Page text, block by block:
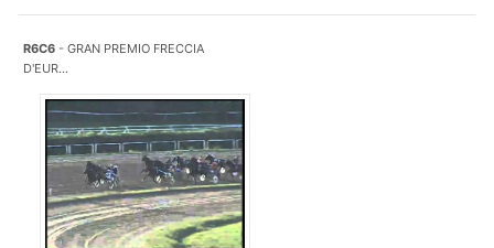
R6C6 - GRAN PREMIO FRECCIA
D'EUR...